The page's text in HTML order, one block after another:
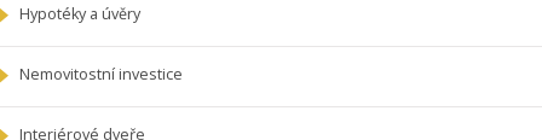
Hypotéky a úvěry
Nemovitostní investice
Interiérové dveře